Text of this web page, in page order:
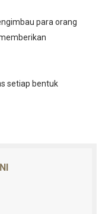
para orang
setiap bentuk